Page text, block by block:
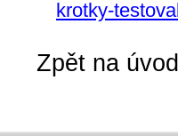
krotky-
Zpět na